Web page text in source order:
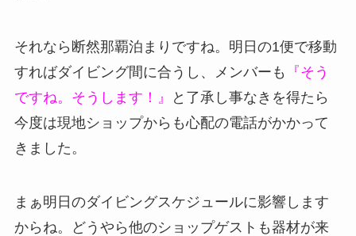
それなら断然那覇泊まりですね。明日の1便で移動
すればダイビング間に合うし、メンバーも
『そう
ですね。そうします！』
と了承し事なきを得たら
今度は現地ショップからも心配の電話がかかって
きました。
まぁ明日のダイビングスケジュールに影響します
からね。どうやら他のショップゲストも器材が来